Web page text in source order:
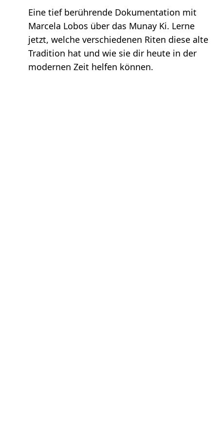
Eine tief berührende Dokumentation mit
Marcela Lobos über das Munay Ki. Lerne
jetzt, welche verschiedenen Riten diese alte
Tradition hat und wie sie dir heute in der
modernen Zeit helfen können.